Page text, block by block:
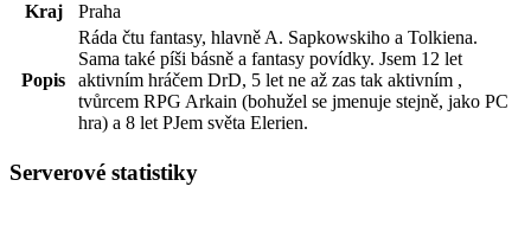
Kraj
Praha
Popis
Ráda čtu fantasy, hlavně A. Sapkowskiho a Tolkiena.
Sama také píši básně a fantasy povídky. Jsem 12 let
aktivním hráčem DrD, 5 let ne až zas tak aktivním ,
tvůrcem RPG Arkain (bohužel se jmenuje stejně, jako PC
hra) a 8 let PJem světa Elerien.
Serverové statistiky